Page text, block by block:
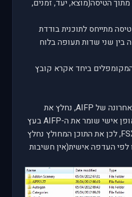
מתוך הטיסה(מוצא, יעד, זמנים,
מתייחס לתוכנית בודדת
בין שני שדות תעופה בלוח
ביחד אקרא קובץ
של AIFP, נחלץ את
אישי שומר את ה-AIFPבעץ
, לכן את התוכן המחולץ נחלץ
לפי העדפה אישית(אין חשיבות